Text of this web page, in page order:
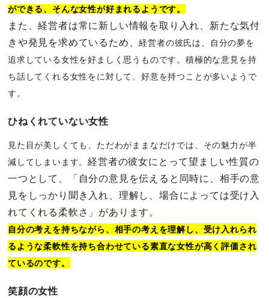
ができる、そんな女性が好まれるようです。
また、経営者は常に新しい情報を取り入れ、新たな気付
きや発見を求めているため、経営者の彼氏は、自分の夢を
追求している女性を好ましく思うものです。 積極的な意見を持
ち話してくれる女性をに対して、好意を持つことが多いようで
す。
ひねくれていない女性
見た目が美しくても、ただわがままなだけでは、その魅力が半
減してしまいます。経営者の彼女にとって望ましい性質の
一つとして、「自分の意見を伝えると同時に、相手の意
見をしっかり聞き入れ、理解し、場合によっては受け入
れてくれる柔軟さ」があります。
自分の考えを持ちながら、相手の考えを理解し、受け入れられ
るような柔軟性を持ち合わせている素直な女性が高く評価され
ているのです。
笑顔の女性